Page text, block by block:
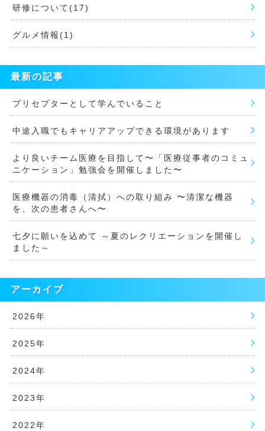
研修について(17)
グルメ情報(1)
最新の記事
プリセプターとして学んでいること
中途入職でもキャリアアップできる環境があります
より良いチーム医療を目指して〜「医療従事者のコミュ
ニケーション」勉強会を開催しました〜
医療機器の消毒（清拭）への取り組み 〜清潔な機器
を、次の患者さんへ〜
七夕に願いを込めて ～夏のレクリエーションを開催し
ました～
アーカイブ
2026年
2025年
2024年
2023年
2022年